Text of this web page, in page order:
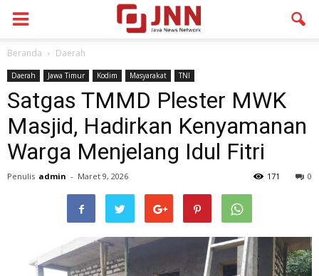
Beranda Daerah
Daerah Jawa Timur Kodim Masyarakat TNI
Satgas TMMD Plester MWK
Masjid, Hadirkan Kenyamanan
Warga Menjelang Idul Fitri
Penulis admin - Maret 9, 2026 0
171